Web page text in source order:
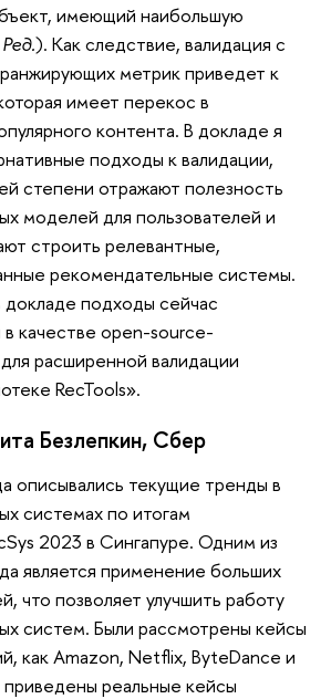
имеющий наибольшую
Ред.). Как следствие, валидация с
метрик приведет к
имеет перекос в
контента. В докладе я
подходы к валидации,
степени отражают полезность
моделей для пользователей и
строить релевантные,
рекомендательные системы.
подходы сейчас
в качестве open-source-
расширенной валидации
RecTools».
Безлепкин, Сбер
описывались текущие тренды в
системах по итогам
2023 в Сингапуре. Одним из
является применение больших
что позволяет улучшить работу
систем. Были рассмотрены кейсы
как Amazon, Netflix, ByteDance и
реальные кейсы